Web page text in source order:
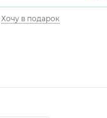
Хочу в подарок